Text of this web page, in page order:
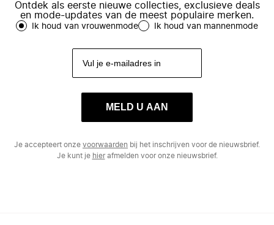
Ontdek als eerste nieuwe collecties, exclusieve deals
en mode-updates van de meest populaire merken.
Ik houd van vrouwenmode Ik houd van mannenmode
MELD U AAN
Je accepteert onze voorwaarden bij het inschrijven voor de nieuwsbrief.
Je kunt je hierafmelden voor onze nieuwsbrief.